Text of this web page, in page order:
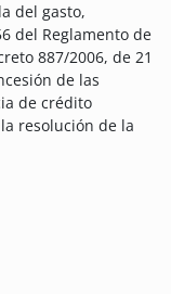
del gasto,
del Reglamento de
887/2006, de 21
de las
de crédito
resolución de la